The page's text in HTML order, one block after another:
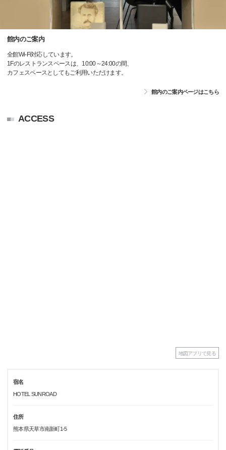
館内のご案内
全館Wi-Fi対応しています。
1Fのレストランスペースは、10:00～24:00の間、
カフェスペースとしてもご利用いただけます。
館内のご案内ページはこちら
ACCESS
地図アプリで見る
宿名
HOTEL SUNROAD
住所
熊本県天草市南新町1-5